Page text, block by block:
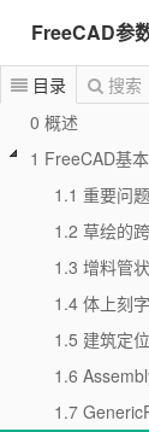
FreeCAD参
目录 搜索
0 概述
1 FreeCAD基
1.1 重要问
1.2 草绘的
1.3 增料管
1.4 体上刻字
1.5 建筑定
1.6
1.7